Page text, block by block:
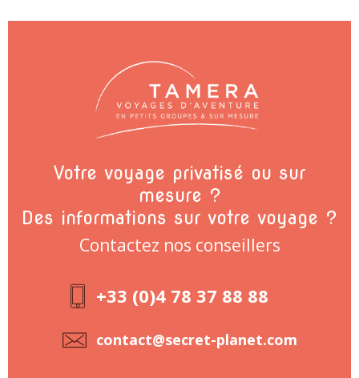
Votre voyage privatisé ou sur
mesure ?
Des informations sur votre voyage ?
Contactez nos conseillers
+33 (0)4 78 37 88 88
contact@secret-planet.com